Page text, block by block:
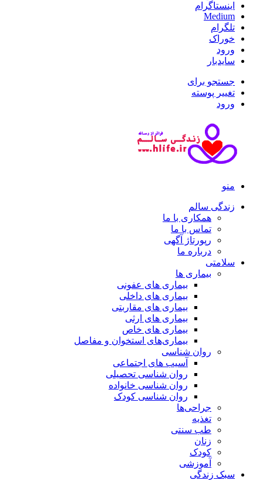
اینستاگرام
Medium
تلگرام
خوراک
ورود
سایدبار
جستجو برای
تغییر پوسته
ورود
منو
زندگی سالم
همکاری با ما
تماس با ما
رپورتاژ آگهی
درباره ما
سلامتی
بیماری ها
بیماری های عفونی
بیماری های داخلی
بیماری های مقاربتی
بیماری های ارثی
بیماری های خاص
بیماری‌های استخوان و مفاصل
روان شناسی
آسیب های اجتماعی
روان شناسی تحصیلی
روان شناسی خانواده
روان شناسی کودک
جراحی‌ها
تغذیه
طب سنتی
زنان
کودک
آموزشی
سبک زندگی